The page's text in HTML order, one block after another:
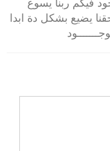
يضيع بشكل دة ابدا